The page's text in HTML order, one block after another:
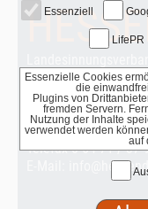
Waldhäuser Weg 19
35781 Weilburg
Telefon 0 64 71 / 37
Telefax 0 64 71 / 37
E-Mail:
Essenziell
LifePR
Essenzielle Cookies
die
Plugins von
fremden Servern.
Nutzung der Inhalte
verwendet werden
auf